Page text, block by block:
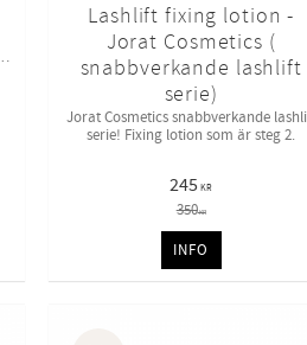
Lashlift fixing lotion -
Jorat Cosmetics (
snabbverkande lashlift
serie)
Jorat Cosmetics snabbverkande
serie! Fixing lotion som är steg 2.
245 KR
350KR
INFO